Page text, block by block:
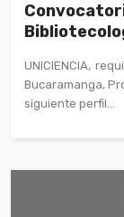
UNICIENCIA,
Bucaramanga,
siguiente perfil...